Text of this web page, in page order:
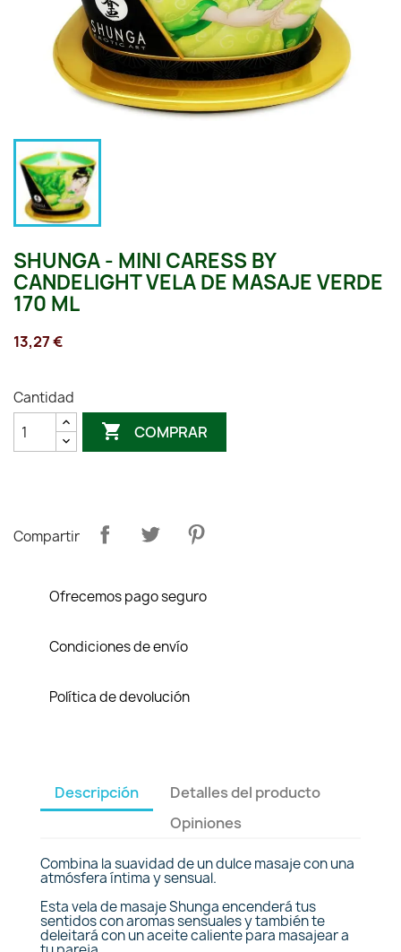
SHUNGA - MINI CARESS BY
CANDELIGHT VELA DE MASAJE VERDE
170 ML
13,27 €
Cantidad
 COMPRAR
Compartir
Ofrecemos pago seguro
Condiciones de envío
Política de devolución
Descripción
Detalles del producto
Opiniones
Combina la suavidad de un dulce masaje con una
atmósfera íntima y sensual.
Esta vela de masaje Shunga encenderá tus
sentidos con aromas sensuales y también te
deleitará con un aceite caliente para masajear a